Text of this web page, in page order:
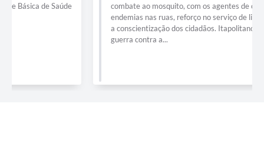
combate ao mosquito, com os agentes de combate às
endemias nas ruas, reforço no serviço de limpeza da cidade e
a conscientização dos cidadãos. Itapolitano: junte-se a nós na